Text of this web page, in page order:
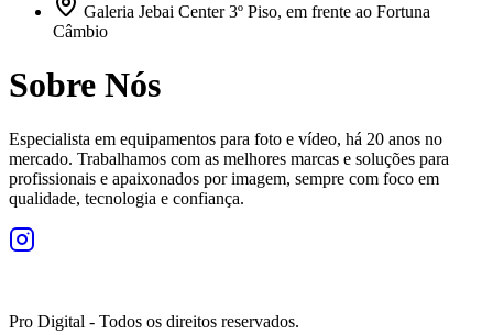
Galeria Jebai Center 3º Piso, em frente ao Fortuna
Câmbio
Sobre Nós
Especialista em equipamentos para foto e vídeo, há 20 anos no
mercado. Trabalhamos com as melhores marcas e soluções para
profissionais e apaixonados por imagem, sempre com foco em
qualidade, tecnologia e confiança.
Pro Digital - Todos os direitos reservados.